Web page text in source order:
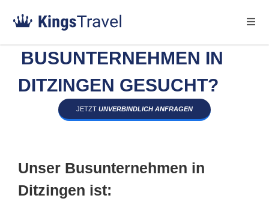
BUSUNTERNEHMEN IN
DITZINGEN GESUCHT?
JETZT UNVERBINDLICH ANFRAGEN
Unser Busunternehmen in
Ditzingen ist: